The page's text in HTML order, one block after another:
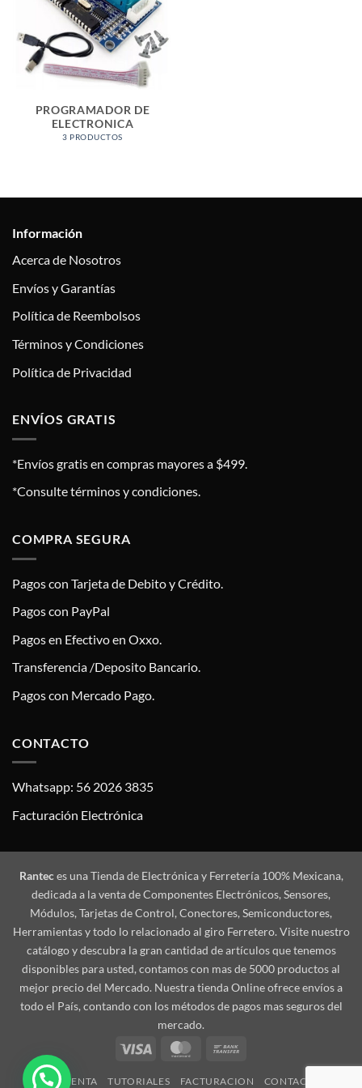
PROGRAMADOR DE
ELECTRONICA
3 PRODUCTOS
Información
Acerca de Nosotros
Envíos y Garantías
Política de Reembolsos
Términos y Condiciones
Política de Privacidad
ENVÍOS GRATIS
*Envíos gratis en compras mayores a $499.
*Consulte términos y condiciones.
COMPRA SEGURA
Pagos con Tarjeta de Debito y Crédito.
Pagos con PayPal
Pagos en Efectivo en Oxxo.
Transferencia /Deposito Bancario.
Pagos con Mercado Pago.
CONTACTO
Whatsapp: 56 2026 3835
Facturación Electrónica
Ranteces una Tienda de Electrónica y Ferretería 100% Mexicana,
dedicada a la venta de Componentes Electrónicos, Sensores,
Módulos, Tarjetas de Control, Conectores, Semiconductores,
Herramientas y todo lo relacionado al giro Ferretero. Visite nuestro
catálogo y descubra la gran cantidad de artículos que tenemos
disponibles para usted, contamos con mas de 5000 productos al
mejor precio del Mercado. Nuestra tienda Online ofrece envíos a
todo el País, contando con los métodos de pagos mas seguros del
mercado.
Visa
MasterCard
MI CUENTA TUTORIALES FACTURACION CONTACTO